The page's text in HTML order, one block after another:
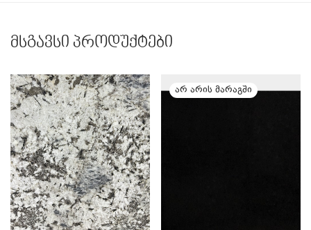
მსგავსი პროდუქტები